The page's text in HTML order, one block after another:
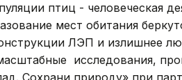
птиц - человеческая
мест обитания
ЛЭП и излишнее
исследования,